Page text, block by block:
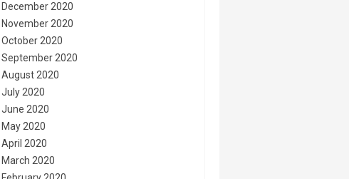
December 2020
November 2020
October 2020
September 2020
August 2020
July 2020
June 2020
May 2020
April 2020
March 2020